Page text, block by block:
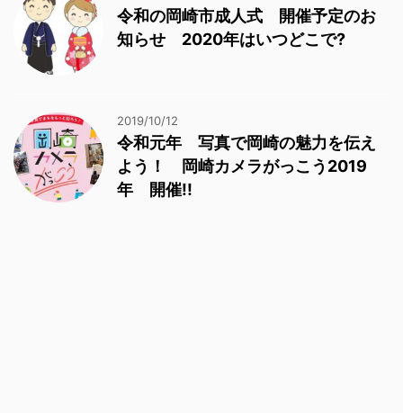
令和の岡崎市成人式 開催予定のお
知らせ 2020年はいつどこで?
2019/10/12
令和元年 写真で岡崎の魅力を伝え
よう！ 岡崎カメラがっこう2019
年 開催!!